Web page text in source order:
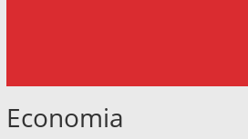
Economia